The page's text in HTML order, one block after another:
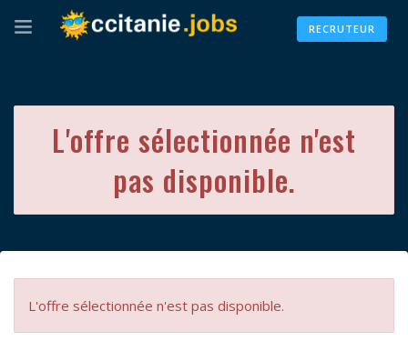
RECRUTEUR
L'offre sélectionnée n'est
pas disponible.
L'offre sélectionnée n'est pas disponible.